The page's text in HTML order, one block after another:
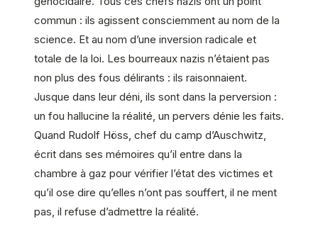
commun : ils agissent consciemment au nom de la
science. Et au nom d’une inversion radicale et
totale de la loi. Les bourreaux nazis n’étaient pas
non plus des fous délirants : ils raisonnaient.
Jusque dans leur déni, ils sont dans la perversion :
un fou hallucine la réalité, un pervers dénie les faits.
Quand Rudolf Höss, chef du camp d’Auschwitz,
écrit dans ses mémoires qu’il entre dans la
chambre à gaz pour vérifier l’état des victimes et
qu’il ose dire qu’elles n’ont pas souffert, il ne ment
pas, il refuse d’admettre la réalité.